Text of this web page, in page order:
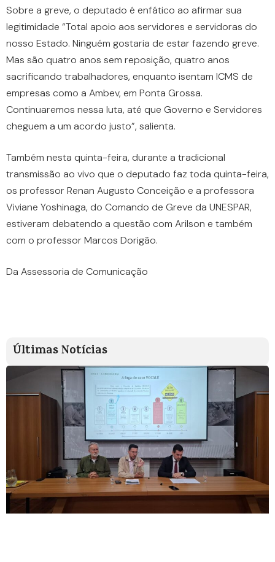
Sobre a greve, o deputado é enfático ao afirmar sua
legitimidade “Total apoio aos servidores e servidoras do
nosso Estado. Ninguém gostaria de estar fazendo greve.
Mas são quatro anos sem reposição, quatro anos
sacrificando trabalhadores, enquanto isentam ICMS de
empresas como a Ambev, em Ponta Grossa.
Continuaremos nessa luta, até que Governo e Servidores
cheguem a um acordo justo”, salienta.
Também nesta quinta-feira, durante a tradicional
transmissão ao vivo que o deputado faz toda quinta-feira,
os professor Renan Augusto Conceição e a professora
Viviane Yoshinaga, do Comando de Greve da UNESPAR,
estiveram debatendo a questão com Arilson e também
com o professor Marcos Dorigão.
Da Assessoria de Comunicação
Últimas Notícias